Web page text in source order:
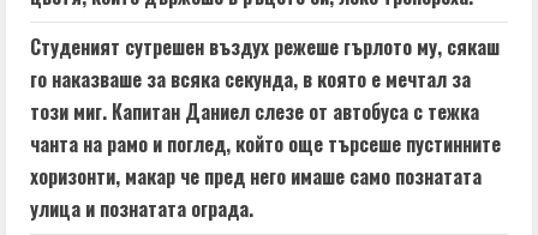
d
i
n
g
Студеният сутрешен въздух режеше гърлото му, сякаш
го наказваше за всяка секунда, в която е мечтал за
този миг. Капитан Даниел слезе от автобуса с тежка
чанта на рамо и поглед, който още търсеше пустинните
хоризонти, макар че пред него имаше само познатата
улица и познатата ограда.